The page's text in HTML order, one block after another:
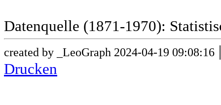
Datenquelle (1871-1970):
created by _LeoGraph 2024-04-19 09:08:16
Drucken